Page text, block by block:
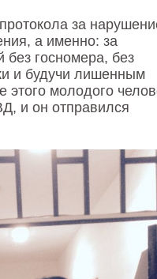
за
а именно: за
госномера, без
и будучи лишенным
этого молодого
и он отправился